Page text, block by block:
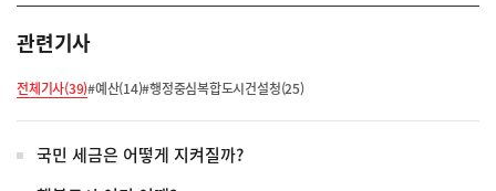
관련기사
전체기사(39)#예산(14)#행정중심복합도시건설청(25)
국민 세금은 어떻게 지켜질까?